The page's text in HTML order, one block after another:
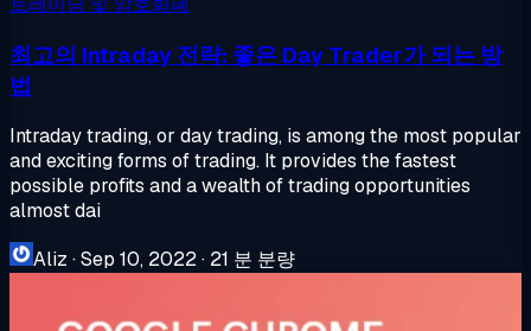
최고의 Intraday 전략: 좋은 Day Trader가 되는 방
법
Intraday trading, or day trading, is among the most popular
and exciting forms of trading. It provides the fastest
possible profits and a wealth of trading opportunities
almost dai
Aliz ·Sep 10, 2022· 21 분 분량